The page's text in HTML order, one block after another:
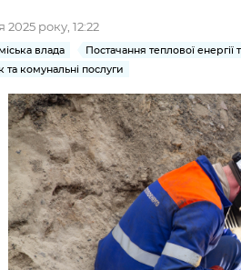
КМДА
та розпорядження
розпоряджень, що
на погодженні
Паспорт,
Лікарні
Освіта
заклади
Дороги,
парковки
2025 року, 12:22
влада
Постачання теплової енергії
та комунальні послуги